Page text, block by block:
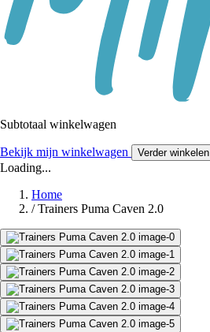
Subtotaal winkelwagen
Bekijk mijn winkelwagen Verder winkelen
Loading...
Home
/ Trainers Puma Caven 2.0